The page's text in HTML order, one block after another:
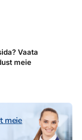
Vaata
meie
meie